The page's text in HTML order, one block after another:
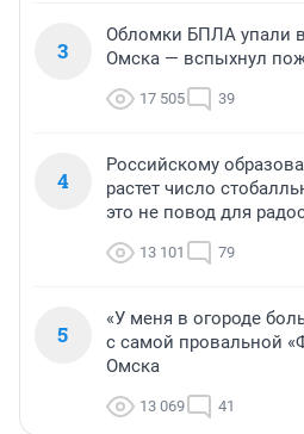
3
Обломки БПЛА упали
Омска — вспыхнул
17 505 39
4
Российскому
растет число
это не повод для
13 101 79
5
«У меня в огороде
с самой провальной
Омска
13 069 41